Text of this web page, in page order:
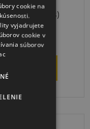
Skladom (1 ks)
€48,18
cookie na
vyjadrujete
cookie v
súborov